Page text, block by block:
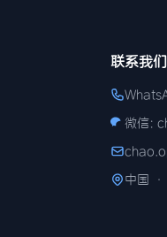
联系我们
微信:
中国 ·